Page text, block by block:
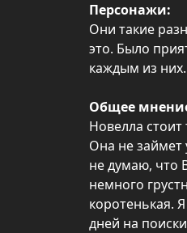
Персонажи:
Они такие
это. Было
каждым из них.
Общее
Новелла
Она не займет
не думаю, что
немного
коротенькая.
дней на